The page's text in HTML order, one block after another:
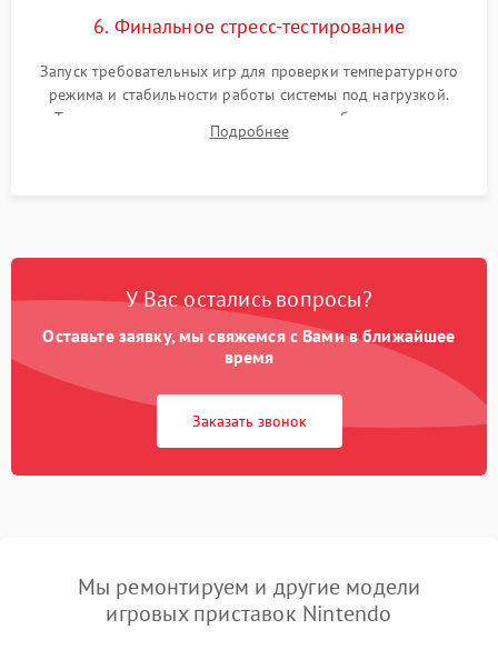
6. Финальное стресс-тестирование
Запуск требовательных игр для проверки температурного
режима и стабильности работы системы под нагрузкой.
Тестирование привода, синхронизации беспроводных
геймпадов, выхода в сеть и выдачи изображения без
Подробнее
У Вас остались вопросы?
Оставьте заявку, мы свяжемся с Вами в ближайшее
время
Заказать звонок
Мы ремонтируем и другие модели
игровых приставок Nintendo